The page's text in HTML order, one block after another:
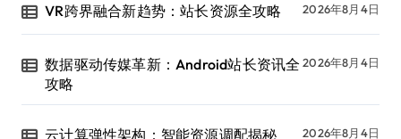
VR跨界融合新趋势：站长资源全攻略 2026年8月4日
数据驱动传媒革新：Android站长资讯全
攻略
2026年8月4日
云计算弹性架构：智能资源调配揭秘 2026年8月4日